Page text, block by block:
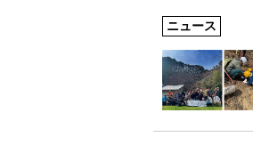
ニュース